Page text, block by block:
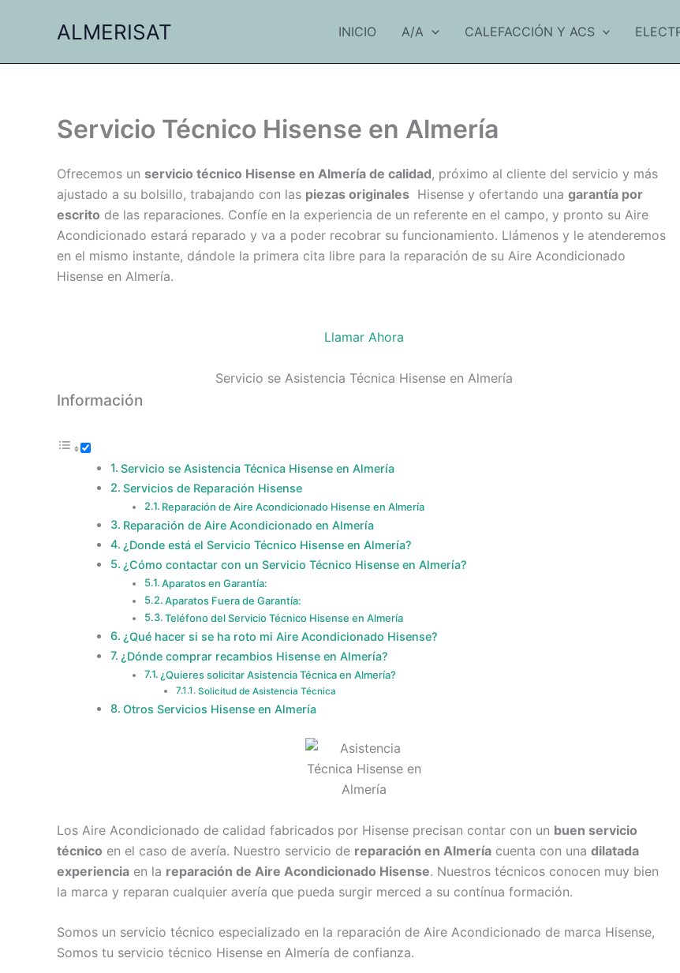
ALMERISAT INICIO A/A CALEFACCIÓN Y ACS
Servicio Técnico Hisense en Almería
Ofrecemos un servicio técnico Hisense en Almería de calidad, próximo al cliente del servicio y más
ajustado a su bolsillo, trabajando con las piezas originales Hisense y ofertando una garantía por
escrito de las reparaciones. Confíe en la experiencia de un referente en el campo, y pronto su Aire
Acondicionado estará reparado y va a poder recobrar su funcionamiento. Llámenos y le atenderemos
en el mismo instante, dándole la primera cita libre para la reparación de su Aire Acondicionado
Hisense en Almería.
Llamar Ahora
Servicio se Asistencia Técnica Hisense en Almería
Información
Servicio se Asistencia Técnica Hisense en Almería
Servicios de Reparación Hisense
Reparación de Aire Acondicionado Hisense en Almería
Reparación de Aire Acondicionado en Almería
¿Donde está el Servicio Técnico Hisense en Almería?
¿Cómo contactar con un Servicio Técnico Hisense en Almería?
Aparatos en Garantía:
Aparatos Fuera de Garantía:
Teléfono del Servicio Técnico Hisense en Almería
¿Qué hacer si se ha roto mi Aire Acondicionado Hisense?
¿Dónde comprar recambios Hisense en Almería?
¿Quieres solicitar Asistencia Técnica en Almería?
Solicitud de Asistencia Técnica
Otros Servicios Hisense en Almería
Los Aire Acondicionado de calidad fabricados por Hisense precisan contar con un buen servicio
técnico en el caso de avería. Nuestro servicio de reparación en Almería cuenta con una dilatada
experiencia en la reparación de Aire Acondicionado Hisense. Nuestros técnicos conocen muy bien
la marca y reparan cualquier avería que pueda surgir merced a su contínua formación.
Somos un servicio técnico especializado en la reparación de Aire Acondicionado de marca Hisense,
Somos tu servicio técnico Hisense en Almería de confianza.